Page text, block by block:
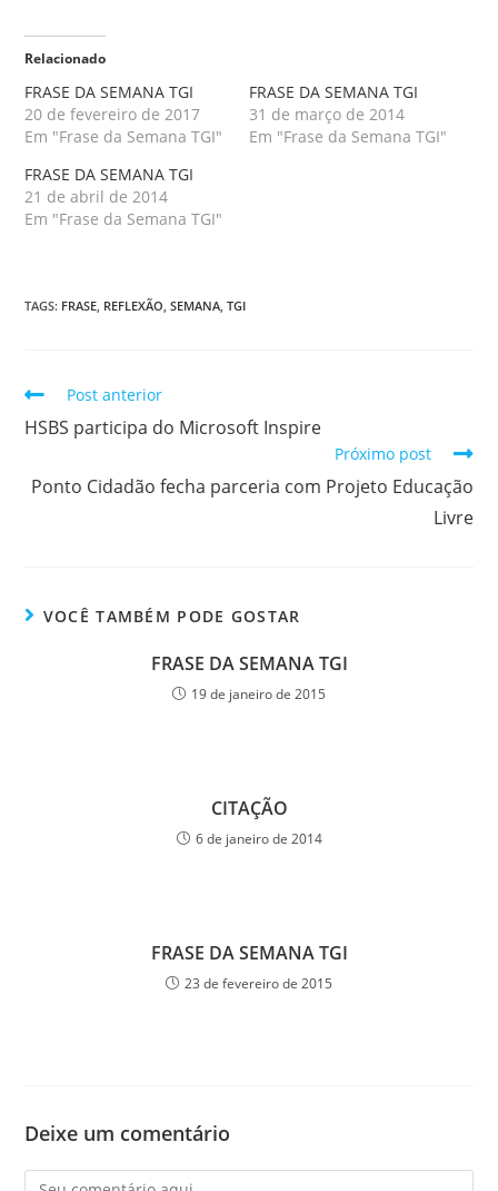
Relacionado
FRASE DA SEMANA TGI
20 de fevereiro de 2017
Em "Frase da Semana TGI"
FRASE DA SEMANA TGI
31 de março de 2014
Em "Frase da Semana TGI"
FRASE DA SEMANA TGI
21 de abril de 2014
Em "Frase da Semana TGI"
TAGS: FRASE, REFLEXÃO, SEMANA, TGI
Post anterior
HSBS participa do Microsoft Inspire
Próximo post
Ponto Cidadão fecha parceria com Projeto Educação
Livre
VOCÊ TAMBÉM PODE GOSTAR
FRASE DA SEMANA TGI
19 de janeiro de 2015
CITAÇÃO
6 de janeiro de 2014
FRASE DA SEMANA TGI
23 de fevereiro de 2015
Deixe um comentário